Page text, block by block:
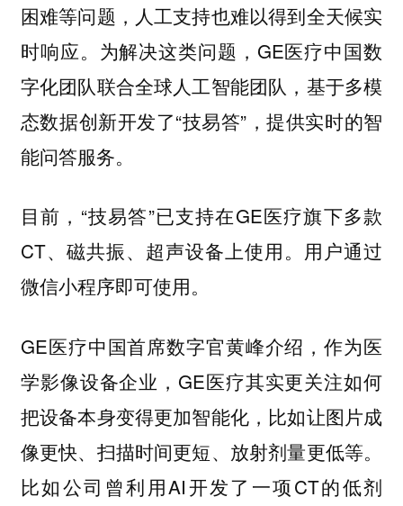
困难等问题，人工支持也难以得到全天候实
时响应。为解决这类问题，GE医疗中国数
字化团队联合全球人工智能团队，基于多模
态数据创新开发了“技易答”，提供实时的智
能问答服务。
目前，“技易答”已支持在GE医疗旗下多款
CT、磁共振、超声设备上使用。用户通过
微信小程序即可使用。
GE医疗中国首席数字官黄峰介绍，作为医
学影像设备企业，GE医疗其实更关注如何
把设备本身变得更加智能化，比如让图片成
像更快、扫描时间更短、放射剂量更低等。
比如公司曾利用AI开发了一项CT的低剂